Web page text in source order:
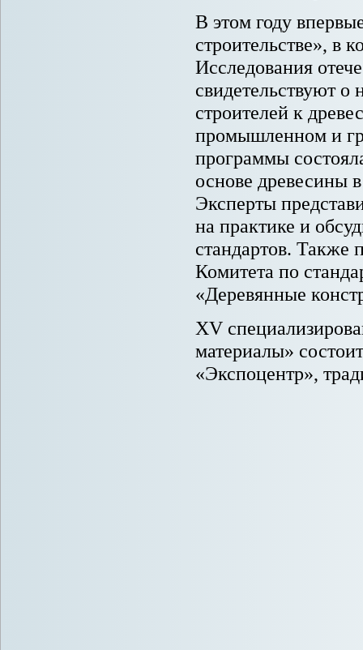
В этом году
строительстве», в
Исследования
свидетельствуют о
строителей к
промышленном и
программы
основе древесины
Эксперты
на практике и
стандартов. Также
Комитета по
«Деревянные
XV
материалы»
«Экспоцентр»,